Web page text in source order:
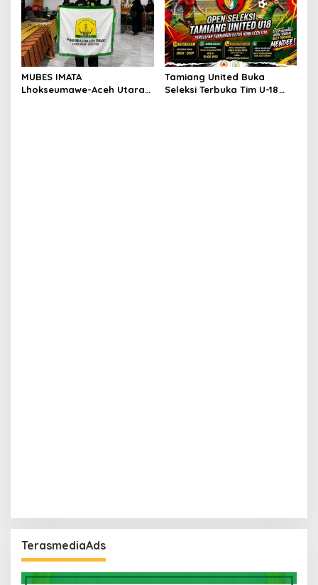
MUBES IMATA
Lhokseumawe-Aceh Utara
Tamiang United Buka
Seleksi Terbuka Tim U-18
TerasmediaAds